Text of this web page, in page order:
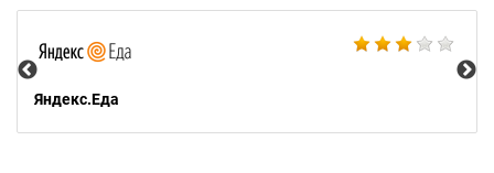
Яндекс.Еда